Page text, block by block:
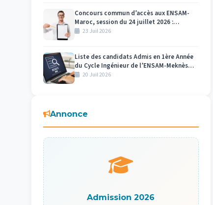
Concours commun d’accès aux ENSAM-
Maroc, session du 24 juillet 2026 :
Affectation des numéros des candidats et
23 Juil 2026
Liste des candidats Admis en 1ère Année
du Cycle Ingénieur de l’ENSAM-Meknès
2026-2027
20 Juil 2026
Annonce
Admission 2026